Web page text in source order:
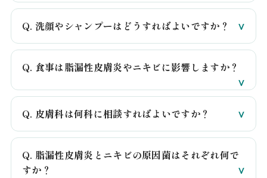
Q. 洗顔やシャンプーはどうすればよいですか？
Q. 食事は脂漏性皮膚炎やニキビに影響しますか？
Q. 皮膚科は何科に相談すればよいですか？
Q. 脂漏性皮膚炎とニキビの原因菌はそれぞれ何で
すか？